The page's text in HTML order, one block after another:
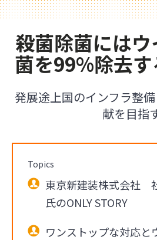
殺菌除菌には
菌を99%除去す
発展途上国のインフラ整
献を目指
Topics
東京新建装株式会社
氏のONLY STORY
ワンストップな対応と